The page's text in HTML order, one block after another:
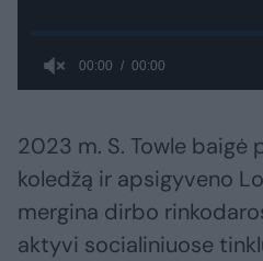
2023 m. S. Towle baigė
koledžą ir apsigyveno
mergina dirbo
aktyvi socialiniuose